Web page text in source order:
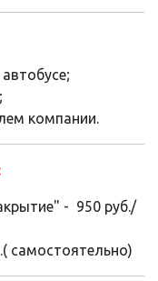
компании.
- 950 руб./
самостоятельно)